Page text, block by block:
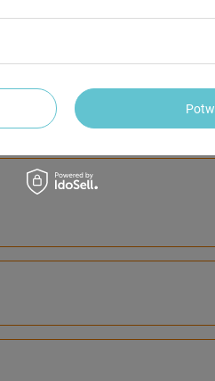
SWOJĄ OPINIĘ
Twoja ocena:
5/5